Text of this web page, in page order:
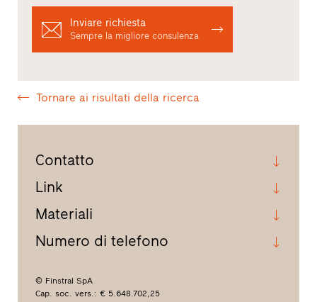
Inviare richiesta
Sempre la migliore consulenza
Tornare ai risultati della ricerca
Contatto
Link
Materiali
Numero di telefono
© Finstral SpA
Cap. soc. vers.: € 5.648.702,25